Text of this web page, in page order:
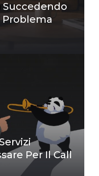
Succedendo
Problema
Per Il Call